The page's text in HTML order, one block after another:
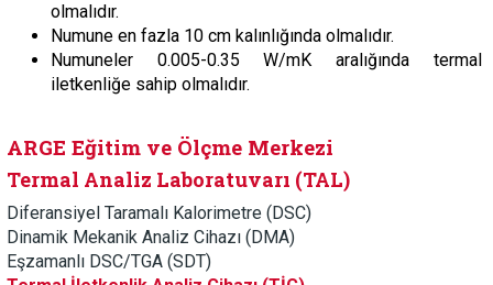
olmalıdır.
Numune en fazla 10 cm kalınlığında olmalıdır.
Numuneler 0.005-0.35 W/mK aralığında termal
iletkenliğe sahip olmalıdır.
ARGE Eğitim ve Ölçme Merkezi
Termal Analiz Laboratuvarı (TAL)
Diferansiyel Taramalı Kalorimetre (DSC)
Dinamik Mekanik Analiz Cihazı (DMA)
Eşzamanlı DSC/TGA (SDT)